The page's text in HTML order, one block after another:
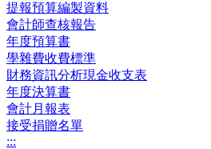
提報預算編製資料
會計師查核報告
年度預算書
學雜費收費標準
財務資訊分析現金收支表
年度決算書
會計月報表
接受捐贈名單
:::